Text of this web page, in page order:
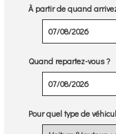
À partir de quand
Quand repartez-vous ?
Pour quel type de